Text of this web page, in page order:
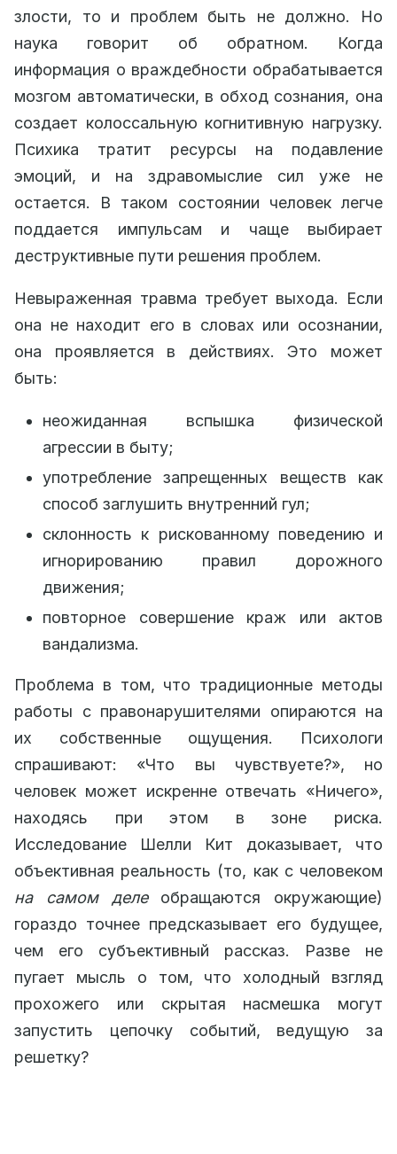
злости, то и проблем быть не должно. Но
наука говорит об обратном. Когда
информация о враждебности обрабатывается
мозгом автоматически, в обход сознания, она
создает колоссальную когнитивную нагрузку.
Психика тратит ресурсы на подавление
эмоций, и на здравомыслие сил уже не
остается. В таком состоянии человек легче
поддается импульсам и чаще выбирает
деструктивные пути решения проблем.
Невыраженная травма требует выхода. Если
она не находит его в словах или осознании,
она проявляется в действиях. Это может
быть:
неожиданная вспышка физической
агрессии в быту;
употребление запрещенных веществ как
способ заглушить внутренний гул;
склонность к рискованному поведению и
игнорированию правил дорожного
движения;
повторное совершение краж или актов
вандализма.
Проблема в том, что традиционные методы
работы с правонарушителями опираются на
их собственные ощущения. Психологи
спрашивают: «Что вы чувствуете?», но
человек может искренне отвечать «Ничего»,
находясь при этом в зоне риска.
Исследование Шелли Кит доказывает, что
объективная реальность (то, как с человеком
на самом делеобращаются окружающие)
гораздо точнее предсказывает его будущее,
чем его субъективный рассказ. Разве не
пугает мысль о том, что холодный взгляд
прохожего или скрытая насмешка могут
запустить цепочку событий, ведущую за
решетку?